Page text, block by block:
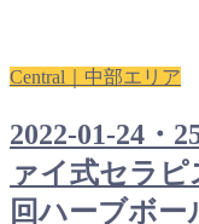
Central｜中部エリア
2022-01-24・
ァイ式セラ
回ハーブボ